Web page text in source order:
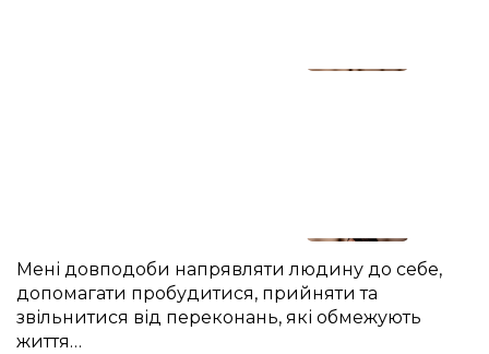
Мені довподоби напрявляти людину до себе,
допомагати пробудитися, прийняти та
звільнитися від переконань, які обмежують
життя…